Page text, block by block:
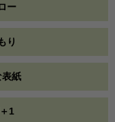
ー
り
表紙
1